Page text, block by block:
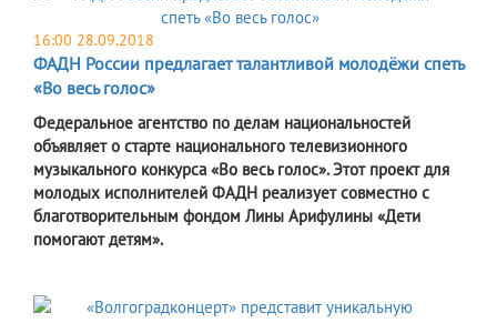
16:00 28.09.2018
ФАДН России предлагает талантливой молодёжи спеть
«Во весь голос»
Федеральное агентство по делам национальностей
объявляет о старте национального телевизионного
музыкального конкурса «Во весь голос». Этот проект для
молодых исполнителей ФАДН реализует совместно с
благотворительным фондом Лины Арифулины «Дети
помогают детям».